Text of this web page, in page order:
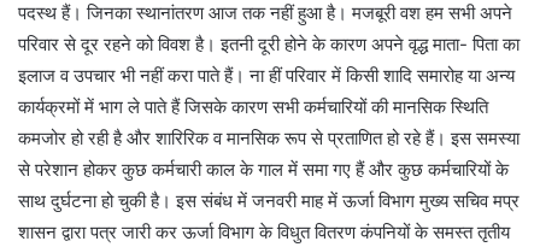
पदस्थ हैं। जिनका स्थानांतरण आज तक नहीं हुआ है। मजबूरी वश हम सभी अपने
परिवार से दूर रहने को विवश है। इतनी दूरी होने के कारण अपने वृद्ध माता- पिता का
इलाज व उपचार भी नहीं करा पाते हैं। ना हीं परिवार में किसी शादि समारोह या अन्य
कार्यक्रमों में भाग ले पाते हैं जिसके कारण सभी कर्मचारियों की मानसिक स्थिति
कमजोर हो रही है और शारिरिक व मानसिक रूप से प्रताणित हो रहे हैं। इस समस्या
से परेशान होकर कुछ कर्मचारी काल के गाल में समा गए हैं और कुछ कर्मचारियों के
साथ दुर्घटना हो चुकी है। इस संबंध में जनवरी माह में ऊर्जा विभाग मुख्य सचिव मप्र
शासन द्वारा पत्र जारी कर ऊर्जा विभाग के विधुत वितरण कंपनियों के समस्त तृतीय